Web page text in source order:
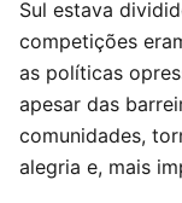
Sul estava
competições
as políticas
apesar das
comunidades,
alegria e, mais